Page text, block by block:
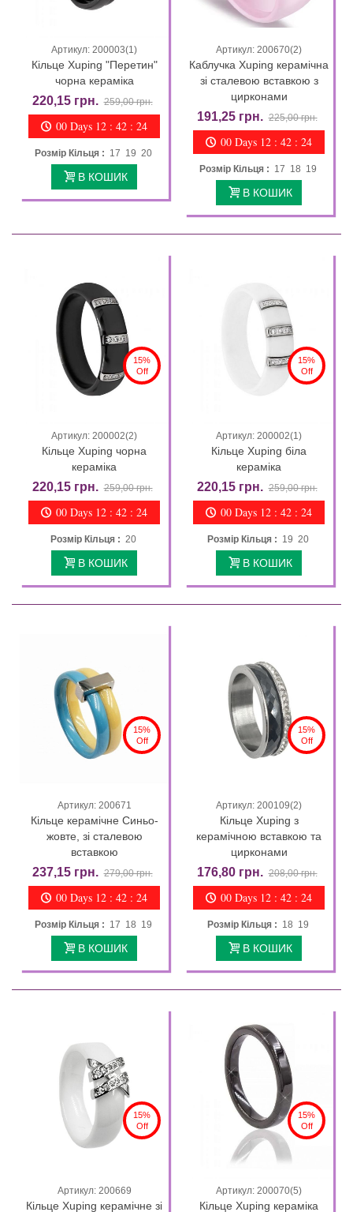
Артикул: 200003(1)
Кільце Xuping "Перетин"
чорна кераміка
220,15 грн. 259,00 грн.
00 Days 12 : 42 : 23
Розмір Кільця : 17 19 20
В КОШИК
Артикул: 200670(2)
Каблучка Xuping керамічна
зі сталевою вставкою з
цирконами
191,25 грн. 225,00 грн.
00 Days 12 : 42 : 23
Розмір Кільця : 17 18 19
В КОШИК
15%
Off
Артикул: 200002(2)
Кільце Xuping чорна
кераміка
220,15 грн. 259,00 грн.
00 Days 12 : 42 : 23
Розмір Кільця : 20
В КОШИК
15%
Off
Артикул: 200002(1)
Кільце Xuping біла
кераміка
220,15 грн. 259,00 грн.
00 Days 12 : 42 : 23
Розмір Кільця : 19 20
В КОШИК
15%
Off
Артикул: 200671
Кільце керамічне Синьо-
жовте, зі сталевою
вставкою
237,15 грн. 279,00 грн.
00 Days 12 : 42 : 23
Розмір Кільця : 17 18 19
В КОШИК
15%
Off
Артикул: 200109(2)
Кільце Xuping з
керамічною вставкою та
цирконами
176,80 грн. 208,00 грн.
00 Days 12 : 42 : 23
Розмір Кільця : 18 19
В КОШИК
15%
Off
Артикул: 200669
Кільце Xuping керамічне зі
15%
Off
Артикул: 200070(5)
Кільце Xuping кераміка